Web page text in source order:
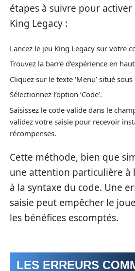
étapes à suivre pour
King Legacy :
Lancez le jeu King Legacy sur votre
Trouvez la barre d’expérience en
Cliquez sur le texte ‘Menu’ situé
Sélectionnez l’option ‘Code’.
Saisissez le code valide dans le
validez votre saisie pour recevoir
récompenses.
Cette méthode, bien que
une attention particulière à
à la syntaxe du code. Une
saisie peut empêcher le
les bénéfices escomptés.
LES ERREURS